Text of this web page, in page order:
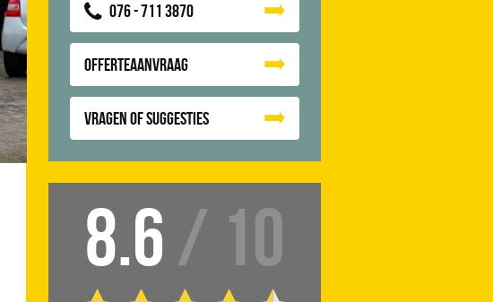
076 - 711 3870
Offerteaanvraag
Vragen of suggesties
8.6 / 10